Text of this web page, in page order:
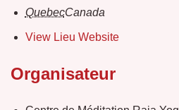
QuebecCanada
View Lieu Website
Organisateur